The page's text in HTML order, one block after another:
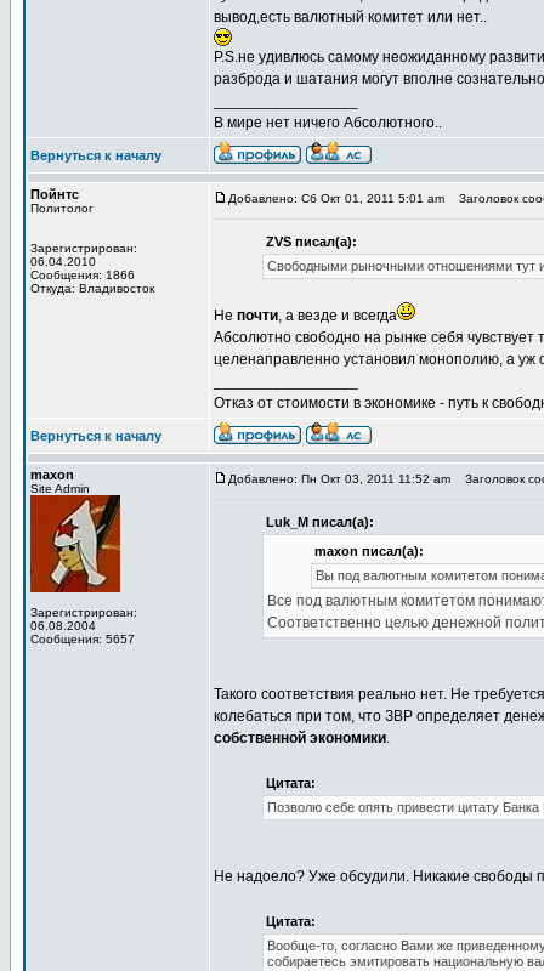
вывод,есть валютный комитет или нет..
P.S.не удивлюсь самому неожиданному
разброда и шатания могут вполне
В мире нет ничего Абсолютного..
Вернуться к началу
Пойнтс
Политолог
Зарегистрирован:
06.04.2010
Сообщения: 1866
Откуда: Владивосток
Добавлено: Сб Окт 01, 2011 5:01 am Заголовок
ZVS писал(а):
Свободными рыночными отношениями тут и
Не почти, а везде и всегда
Абсолютно свободно на рынке себя
целенаправленно установил монополию, а уж
Отказ от стоимости в экономике - путь к
Вернуться к началу
maxon
Site Admin
Зарегистрирован:
06.08.2004
Сообщения: 5657
Добавлено: Пн Окт 03, 2011 11:52 am Заголовок
Luk_M писал(а):
maxon писал(а):
Вы под валютным комитетом
Все под валютным комитетом
Соответственно целью денежной
Такого соответствия реально нет. Не
колебаться при том, что ЗВР определяет
собственной экономики.
Цитата:
Позволю себе опять привести цитату Банка
Не надоело? Уже обсудили. Никакие свободы
Цитата:
Вообще-то, согласно Вами же
собираетесь эмитировать национальную